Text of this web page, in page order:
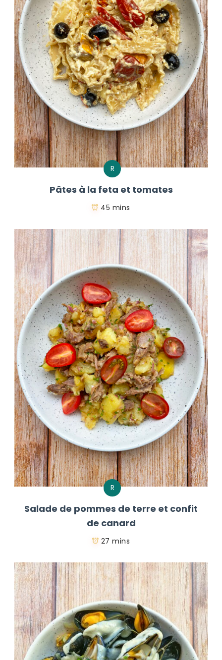
R
Pâtes à la feta et tomates
45 mins
R
Salade de pommes de terre et confit
de canard
27 mins